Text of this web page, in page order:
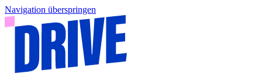
Navigation überspringen